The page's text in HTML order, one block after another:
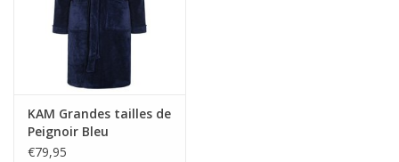
KAM Grandes tailles de
Peignoir Bleu
€79,95